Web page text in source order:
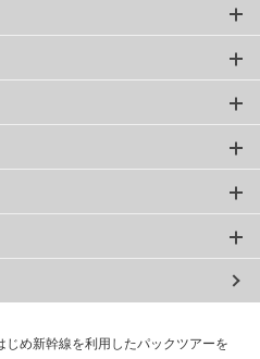
め新幹線を利用したパックツアーを